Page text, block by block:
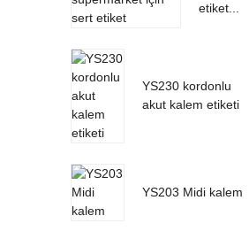
etiket...
YS230 kordonlu
akut kalem etiketi
YS203 Midi kalem